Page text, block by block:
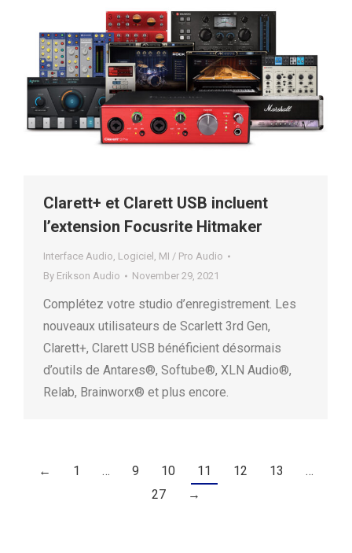
Clarett+ et Clarett USB incluent
l’extension Focusrite Hitmaker
Interface Audio, Logiciel , MI / Pro Audio
By Erikson Audio November 29, 2021
Complétez votre studio d’enregistrement. Les
nouveaux utilisateurs de Scarlett 3rd Gen,
Clarett+, Clarett USB bénéficient désormais
d’outils de Antares®, Softube®, XLN Audio®,
Relab, Brainworx® et plus encore.
← 1 … 9 10 11 12 13
…
27
→